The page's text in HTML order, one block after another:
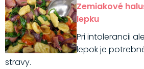
Zemiakové
lepku
Pri intolerancii
lepok je
stravy.